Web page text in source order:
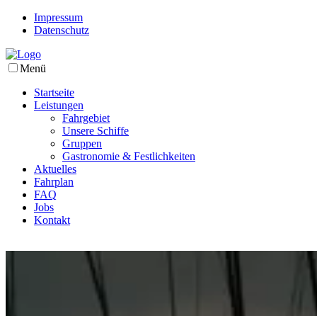
Impressum
Datenschutz
Menü
Startseite
Leistungen
Fahrgebiet
Unsere Schiffe
Gruppen
Gastronomie & Festlichkeiten
Aktuelles
Fahrplan
FAQ
Jobs
Kontakt